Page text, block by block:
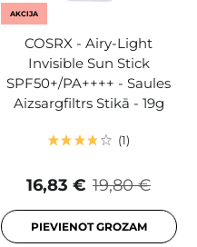
AKCIJA
COSRX - Airy-Light
Invisible Sun Stick
SPF50+/PA++++ - Saules
Aizsargfiltrs Stikā - 19g
1
19,80 €
16,83 €
PIEVIENOT GROZAM